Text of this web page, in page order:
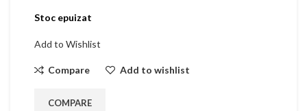
Stoc epuizat
Add to Wishlist
Compare Add to wishlist
COMPARE